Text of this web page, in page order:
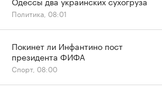
Политика, 08:01
Покинет ли Инфантино пост
президента ФИФА
Спорт, 08:00